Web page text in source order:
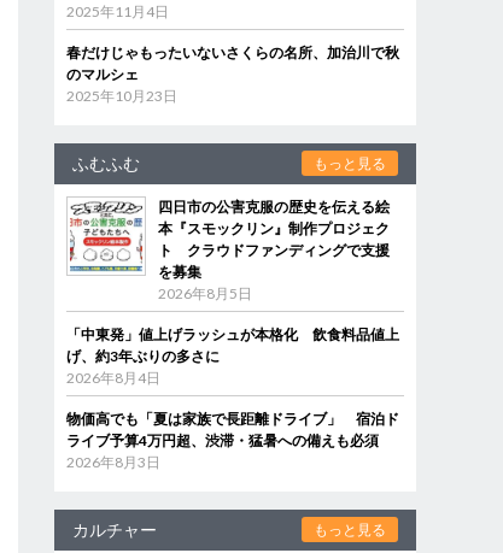
2025年11月4日
春だけじゃもったいないさくらの名所、加治川で秋
のマルシェ
2025年10月23日
ふむふむ もっと見る
四日市の公害克服の歴史を伝える絵
本『スモックリン』制作プロジェク
ト クラウドファンディングで支援
を募集
2026年8月5日
「中東発」値上げラッシュが本格化 飲食料品値上
げ、約3年ぶりの多さに
2026年8月4日
物価高でも「夏は家族で長距離ドライブ」 宿泊ド
ライブ予算4万円超、渋滞・猛暑への備えも必須
2026年8月3日
カルチャー もっと見る